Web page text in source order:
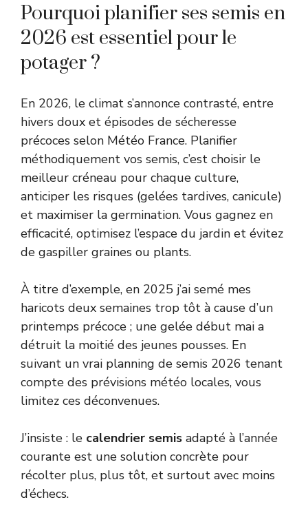
Pourquoi planifier ses semis en
2026 est essentiel pour le
potager ?
En 2026, le climat s’annonce contrasté, entre
hivers doux et épisodes de sécheresse
précoces selon Météo France. Planifier
méthodiquement vos semis, c’est choisir le
meilleur créneau pour chaque culture,
anticiper les risques (gelées tardives, canicule)
et maximiser la germination. Vous gagnez en
efficacité, optimisez l’espace du jardin et évitez
de gaspiller graines ou plants.
À titre d’exemple, en 2025 j’ai semé mes
haricots deux semaines trop tôt à cause d’un
printemps précoce ; une gelée début mai a
détruit la moitié des jeunes pousses. En
suivant un vrai planning de semis 2026 tenant
compte des prévisions météo locales, vous
limitez ces déconvenues.
J’insiste : le calendrier semis adapté à l’année
courante est une solution concrète pour
récolter plus, plus tôt, et surtout avec moins
d’échecs.